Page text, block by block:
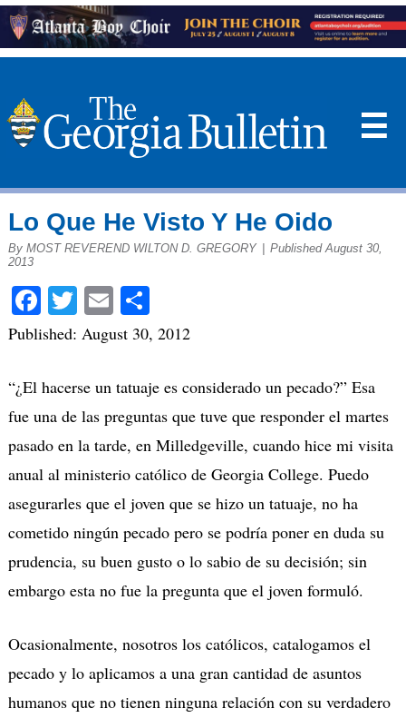
☰
Lo Que He Visto Y He Oido
By MOST REVEREND WILTON D. GREGORY
Published August 30,
2013
Facebook
Twitter
EmailShare
Published: August 30, 2012
“¿El hacerse un tatuaje es considerado un pecado?” Esa
fue una de las preguntas que tuve que responder el martes
pasado en la tarde, en Milledgeville, cuando hice mi visita
anual al ministerio católico de Georgia College. Puedo
asegurarles que el joven que se hizo un tatuaje, no ha
cometido ningún pecado pero se podría poner en duda su
prudencia, su buen gusto o lo sabio de su decisión; sin
embargo esta no fue la pregunta que el joven formuló.
Ocasionalmente, nosotros los católicos, catalogamos el
pecado y lo aplicamos a una gran cantidad de asuntos
humanos que no tienen ninguna relación con su verdadero